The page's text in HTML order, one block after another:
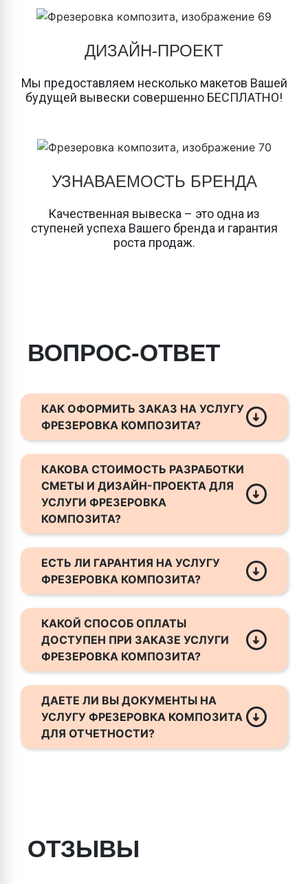
ДИЗАЙН-ПРОЕКТ
Мы предоставляем несколько макетов Вашей
будущей вывески совершенно БЕСПЛАТНО!
УЗНАВАЕМОСТЬ БРЕНДА
Качественная вывеска – это одна из
ступеней успеха Вашего бренда и гарантия
роста продаж.
ВОПРОС-ОТВЕТ
КАК ОФОРМИТЬ ЗАКАЗ НА УСЛУГУ
ФРЕЗЕРОВКА КОМПОЗИТА?
телефону или с помощью email. Мы
работаем с юридическими и физическими
лицами.
КАКОВА СТОИМОСТЬ РАЗРАБОТКИ
СМЕТЫ И ДИЗАЙН-ПРОЕКТА ДЛЯ
УСЛУГИ ФРЕЗЕРОВКА
КОМПОЗИТА?
расчету сметы и созданию дизайн-
проекта в день обращения.
ЕСТЬ ЛИ ГАРАНТИЯ НА УСЛУГУ
ФРЕЗЕРОВКА КОМПОЗИТА?
выполненные работы составляет 12
(двенадцать) месяцев при условии
проведения монтажных работ силами
исполнителя.
КАКОЙ СПОСОБ ОПЛАТЫ
ДОСТУПЕН ПРИ ЗАКАЗЕ УСЛУГИ
ФРЕЗЕРОВКА КОМПОЗИТА?
карты (Visa, Mastercard, МИР),
безналичный расчет для юрлиц, а также
переводы через СБП.
ДАЕТЕ ЛИ ВЫ ДОКУМЕНТЫ НА
УСЛУГУ ФРЕЗЕРОВКА КОМПОЗИТА
ДЛЯ ОТЧЕТНОСТИ?
ОТЗЫВЫ